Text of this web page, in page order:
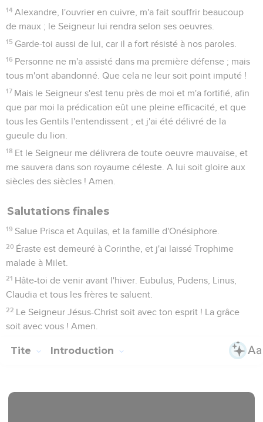
14 Alexandre, l'ouvrier en cuivre, m'a fait souffrir beaucoup
de maux ; le Seigneur lui rendra selon ses oeuvres.
15 Garde-toi aussi de lui, car il a fort résisté à nos paroles.
16 Personne ne m'a assisté dans ma première défense ; mais
tous m'ont abandonné. Que cela ne leur soit point imputé !
17 Mais le Seigneur s'est tenu près de moi et m'a fortifié, afin
que par moi la prédication eût une pleine efficacité, et que
tous les Gentils l'entendissent ; et j'ai été délivré de la
gueule du lion.
18 Et le Seigneur me délivrera de toute oeuvre mauvaise, et
me sauvera dans son royaume céleste. A lui soit gloire aux
siècles des siècles ! Amen.
Salutations finales
19 Salue Prisca et Aquilas, et la famille d'Onésiphore.
20 Éraste est demeuré à Corinthe, et j'ai laissé Trophime
malade à Milet.
21 Hâte-toi de venir avant l'hiver. Eubulus, Pudens, Linus,
Claudia et tous les frères te saluent.
22 Le Seigneur Jésus-Christ soit avec ton esprit ! La grâce
soit avec vous ! Amen.
Tite Introduction